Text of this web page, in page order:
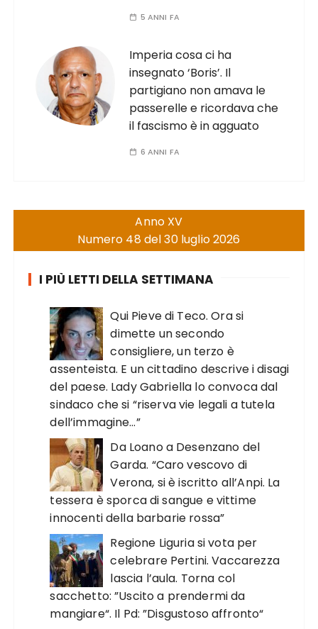
5 ANNI FA
Imperia cosa ci ha
insegnato ‘Boris’. Il
partigiano non amava le
passerelle e ricordava che
il fascismo è in agguato
6 ANNI FA
Anno XV
Numero 48 del 30 luglio 2026
I PIÙ LETTI DELLA SETTIMANA
Qui Pieve di Teco. Ora si
dimette un secondo
consigliere, un terzo è
assenteista. E un cittadino descrive i disagi
del paese. Lady Gabriella lo convoca dal
sindaco che si “riserva vie legali a tutela
dell’immagine…”
Da Loano a Desenzano del
Garda. “Caro vescovo di
Verona, si è iscritto all’Anpi. La
tessera è sporca di sangue e vittime
innocenti della barbarie rossa”
Regione Liguria si vota per
celebrare Pertini. Vaccarezza
lascia l’aula. Torna col
sacchetto: ”Uscito a prendermi da
mangiare“. Il Pd: ”Disgustoso affronto“